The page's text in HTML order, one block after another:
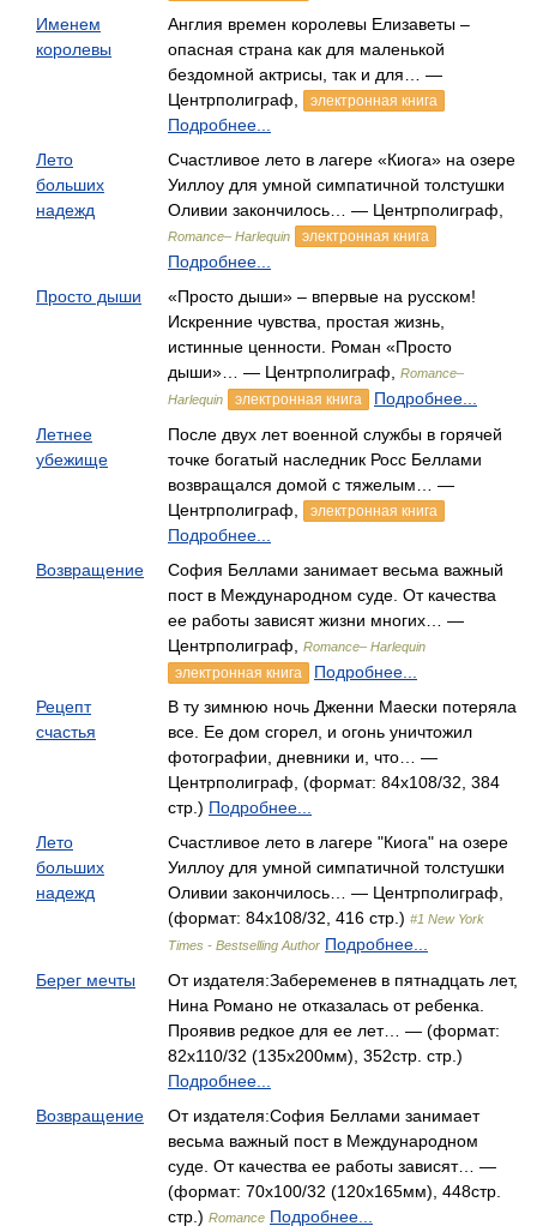
Именем
королевы
Англия времен королевы Елизаветы –
опасная страна как для маленькой
бездомной актрисы, так и для… —
Центрполиграф,
электронная книга
Подробнее...
Лето
больших
надежд
Счастливое лето в лагере «Киога» на озере
Уиллоу для умной симпатичной толстушки
Оливии закончилось… — Центрполиграф,
Romance– Harlequin электронная книга
Подробнее...
Просто дыши
«Просто дыши» – впервые на русском!
Искренние чувства, простая жизнь,
истинные ценности. Роман «Просто
дыши»… — Центрполиграф,
Romance–
Harlequin
электронная книга
Подробнее...
Летнее
убежище
После двух лет военной службы в горячей
точке богатый наследник Росс Беллами
возвращался домой с тяжелым… —
Центрполиграф,
электронная книга
Подробнее...
Возвращение
София Беллами занимает весьма важный
пост в Международном суде. От качества
ее работы зависят жизни многих… —
Центрполиграф,
Romance– Harlequin
электронная книга
Подробнее...
Рецепт
счастья
В ту зимнюю ночь Дженни Маески потеряла
все. Ее дом сгорел, и огонь уничтожил
фотографии, дневники и, что… —
Центрполиграф, (формат: 84x108/32, 384
стр.) Подробнее...
Лето
больших
надежд
Счастливое лето в лагере "Киога" на озере
Уиллоу для умной симпатичной толстушки
Оливии закончилось… — Центрполиграф,
(формат: 84x108/32, 416 стр.) #1 New York
Times - Bestselling Author Подробнее...
Берег мечты
От издателя:Забеременев в пятнадцать лет,
Нина Романо не отказалась от ребенка.
Проявив редкое для ее лет… — (формат:
82x110/32 (135x200мм), 352стр. стр.)
Подробнее...
Возвращение
От издателя:София Беллами занимает
весьма важный пост в Международном
суде. От качества ее работы зависят… —
(формат: 70x100/32 (120x165мм), 448стр.
стр.) Romance Подробнее...